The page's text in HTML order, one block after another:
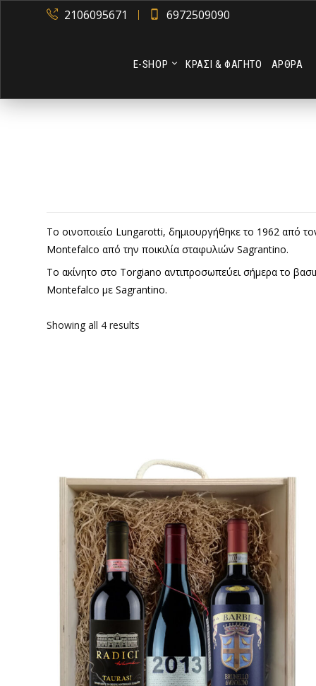
2106095671 6972509090
Ε-SHOP ΚΡΑΣΙ & ΦΑΓΗΤΟ ΑΡΘΡΑ
Το οινοποιείο Lungarotti, δημιουργήθηκε το 1962 από
Montefalco από την ποικιλία σταφυλιών Sagrantino.
Το ακίνητο στο Torgiano αντιπροσωπεύει σήμερα το
Montefalco με Sagrantino.
Showing all 4 results